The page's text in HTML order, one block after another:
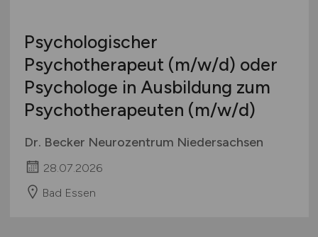
Psychologischer
Psychotherapeut (m/w/d) oder
Psychologe in Ausbildung zum
Psychotherapeuten (m/w/d)
Dr. Becker Neurozentrum Niedersachsen
28.07.2026
Bad Essen